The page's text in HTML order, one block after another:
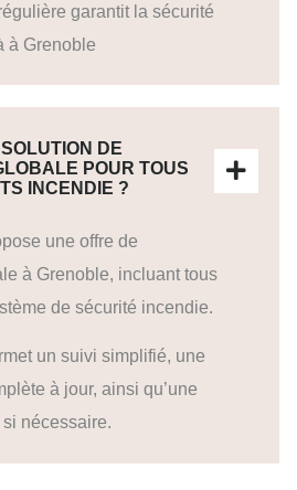
garantit la sécurité
à Grenoble
DE
POUR TOUS
INCENDIE ?
une offre de
à Grenoble, incluant tous
de sécurité incendie.
un suivi simplifié, une
à jour, ainsi qu’une
nécessaire.